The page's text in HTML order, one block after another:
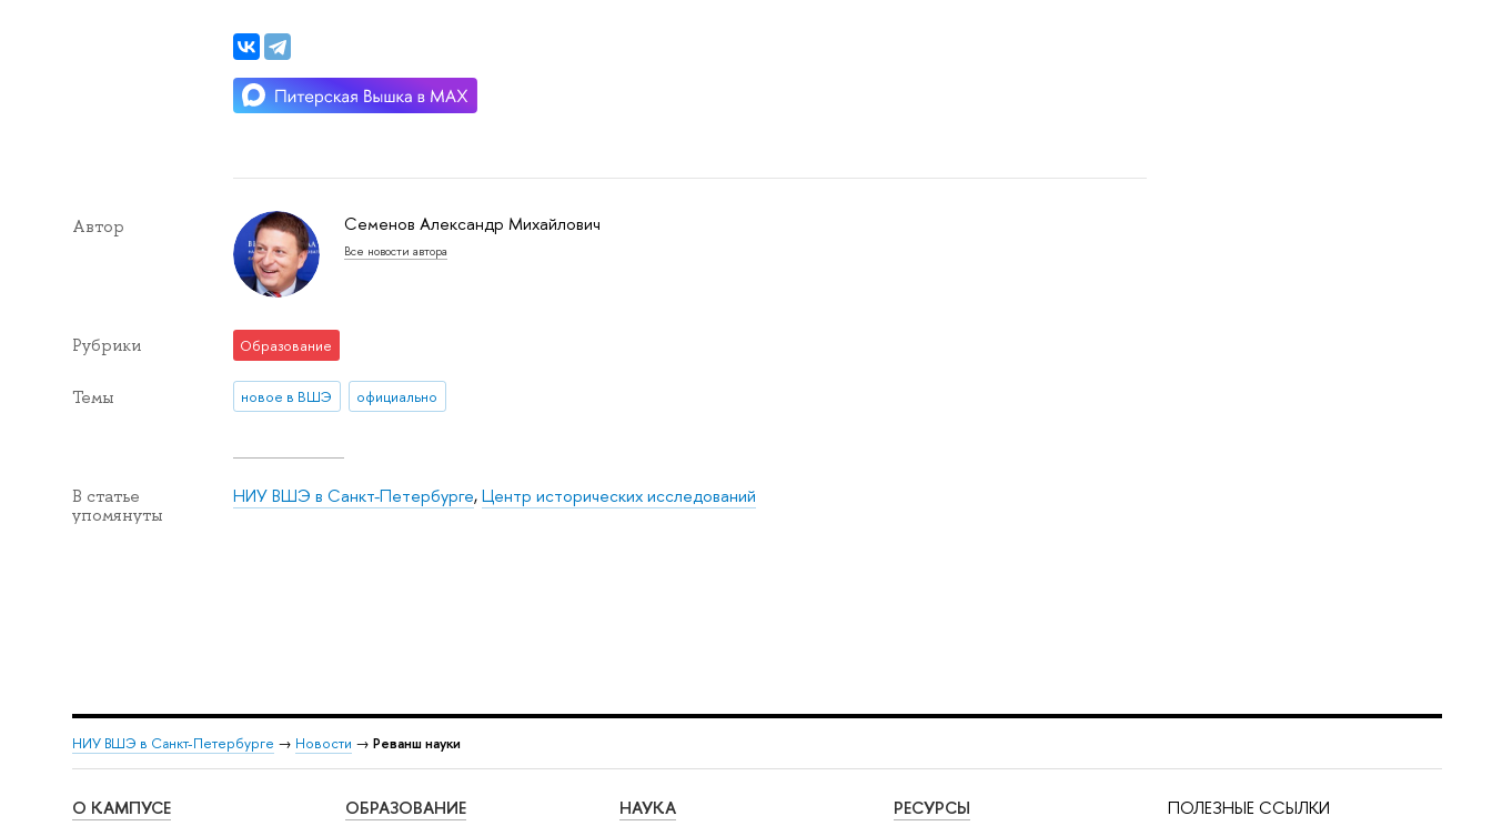
Автор Семенов Александр Михайлович
Все новости автора
Рубрики Образование
Темы новое в ВШЭ официально
В статье
упомянуты
НИУ ВШЭ в Санкт-Петербурге,Центр исторических исследований
НИУ ВШЭ в Санкт-Петербурге → Новости → Реванш науки
О КАМПУСЕ ОБРАЗОВАНИЕ НАУКА РЕСУРСЫ ПОЛЕЗНЫЕ ССЫЛКИ